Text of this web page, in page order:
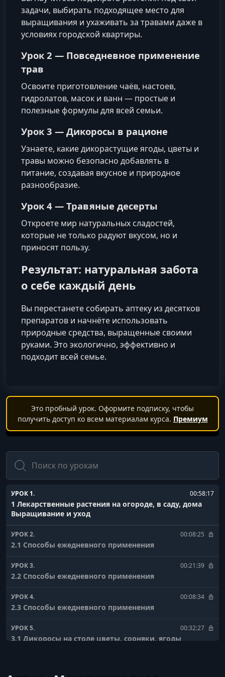
задачи, выбирать подходящее место для
выращивания и ухаживать за травами даже в
условиях городской квартиры.
Урок 2 — Повседневное применение
трав
Освоите приготовление чаёв, настоев,
гидролатов, масок и ванн — простые и
полезные формулы для всей семьи.
Урок 3 — Дикоросы в рационе
Узнаете, какие дикорастущие ягоды, цветы и
травы можно безопасно добавлять в
питание, создавая вкусное и природное
разнообразие.
Урок 4 — Травяные десерты
Откроете мир натуральных сладостей,
которые не только радуют вкусом, но и
приносят пользу.
Результат: натуральная забота
о себе каждый день
Вы перестанете собирать аптеку из десятков
препаратов и начнёте использовать
природные средства, выращенные своими
руками. Это экологично, эффективно и
подходит всей семье.
Это пробный урок. Оформите подписку, чтобы
получить доступ ко всем материалам курса. Премиум
Поиск
УРОК 1. 00:58:17
1 Лекарственные растения на огороде, в саду, дома
Выращивание и уход
УРОК 2. 00:08:25
2.1 Способы ежедневного применения
УРОК 3. 00:21:39
2.2 Способы ежедневного применения
УРОК 4. 00:08:34
2.3 Способы ежедневного применения
УРОК 5. 00:32:27
3.1 Дикоросы на столе цветы, сорняки, ягоды